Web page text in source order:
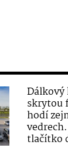
Dálkový
skrytou
hodí
tlačítko